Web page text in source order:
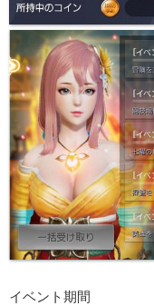
イベント期間